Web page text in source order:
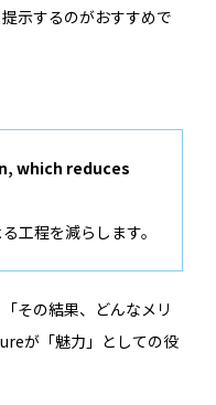
示するのがおすすめで
which reduces
工程を減らします。
その結果、どんなメリ
が「魅力」としての役